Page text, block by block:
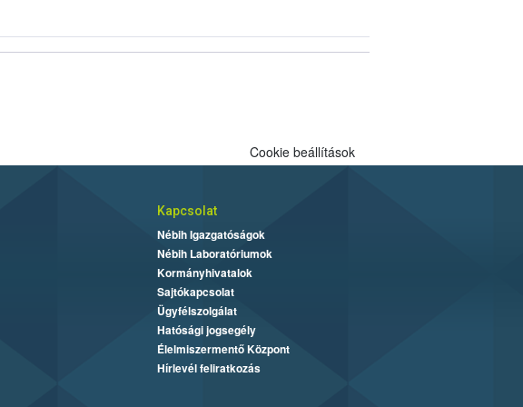
Cookie beállítások
Kapcsolat
Nébih Igazgatóságok
Nébih Laboratóriumok
Kormányhivatalok
Sajtókapcsolat
Ügyfélszolgálat
Hatósági jogsegély
Élelmiszermentő Központ
Hírlevél feliratkozás